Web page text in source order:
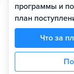
программы и
план
Что за